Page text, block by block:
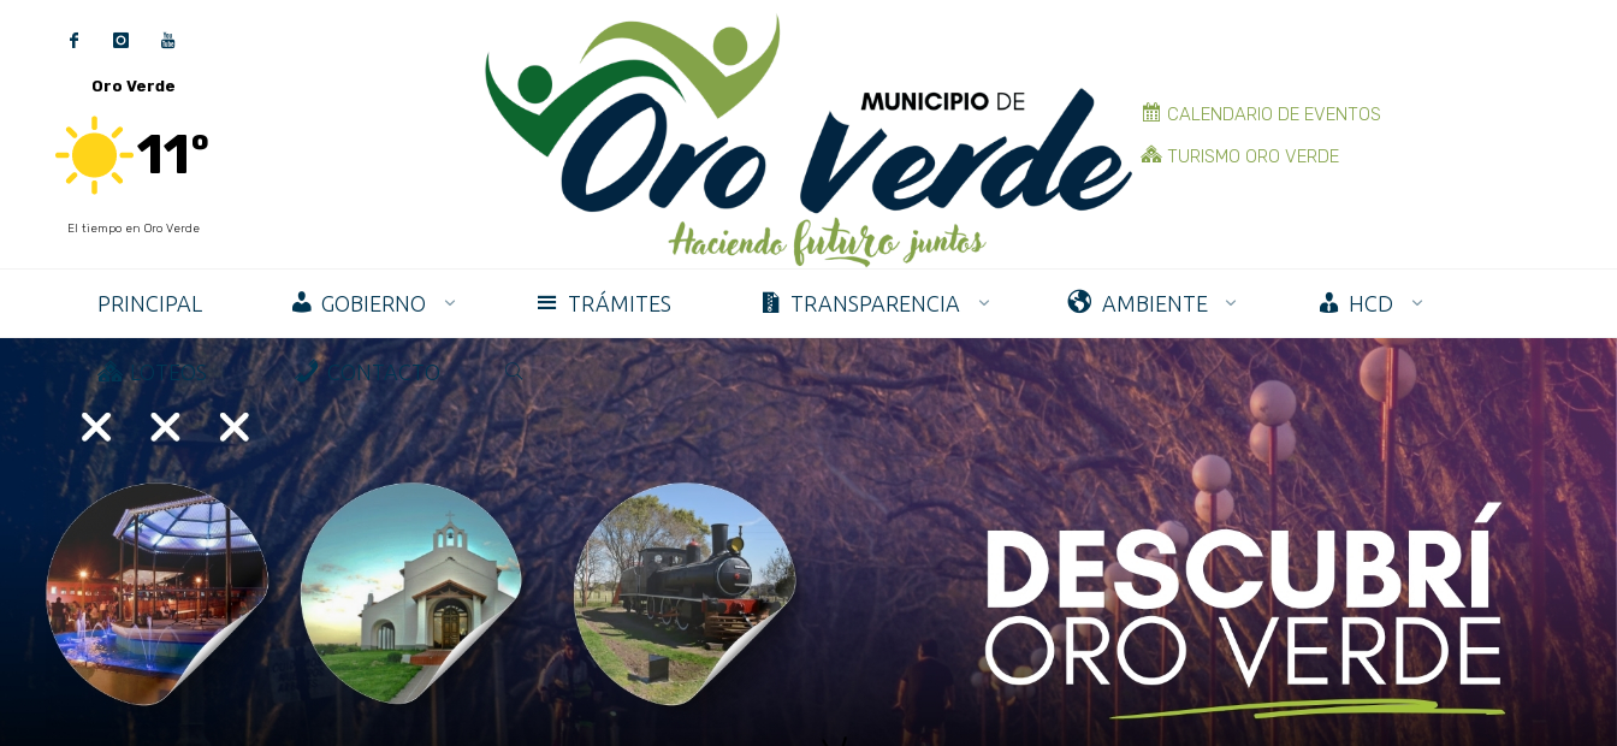
Oro Verde
11º
El tiempo en Oro Verde
CALENDARIO DE EVENTOS
TURISMO ORO VERDE
PRINCIPAL GOBIERNO TRÁMITES TRANSPARENCIA AMBIENTE HCD
LOTEOS CONTACTO